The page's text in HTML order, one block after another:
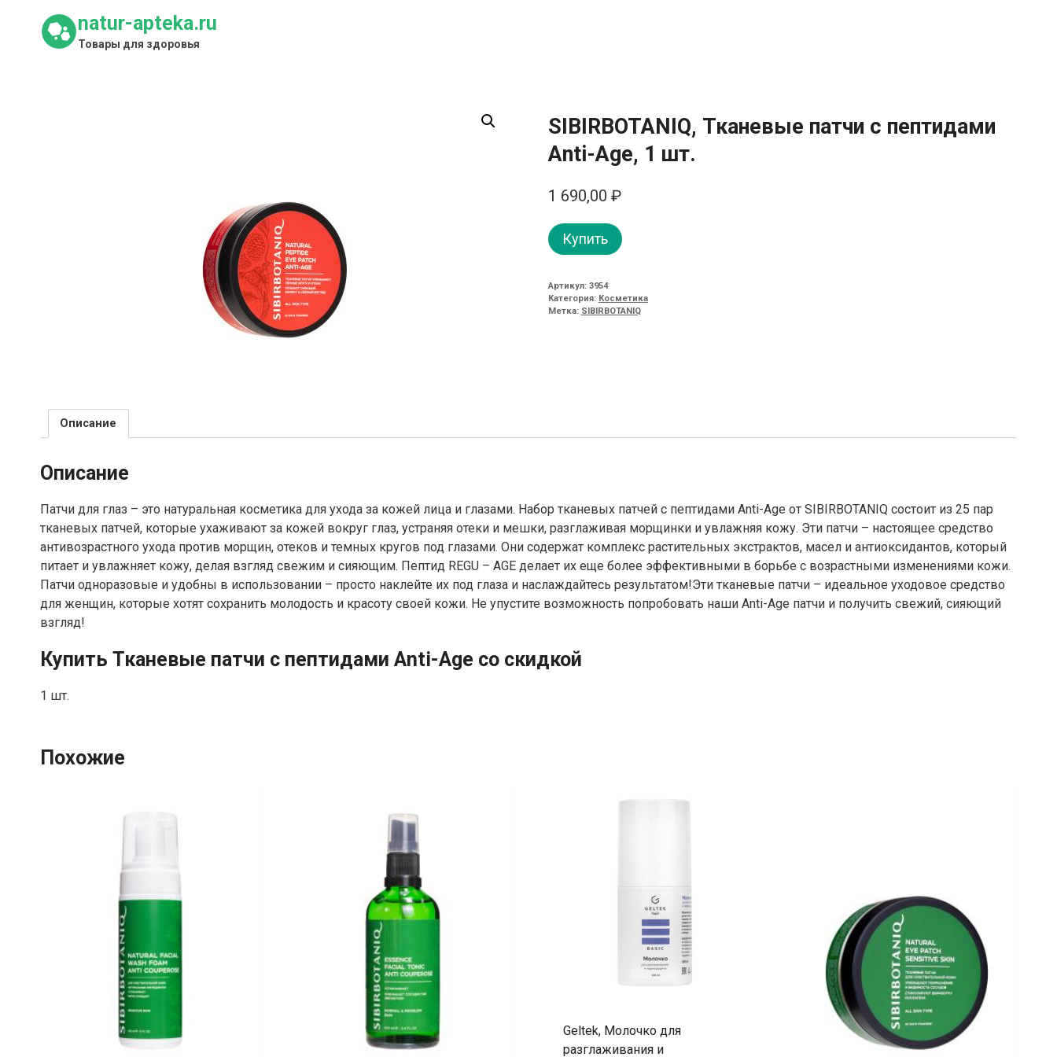
содержимому
natur-apteka.ru
Товары для здоровья
SIBIRBOTANIQ, Тканевые патчи с пептидами
Anti-Age, 1 шт.
1 690,00 ₽
Купить
Артикул: 3954
Категория: Косметика
Метка: SIBIRBOTANIQ
Описание
Описание
Патчи для глаз – это натуральная косметика для ухода за кожей лица и глазами. Набор тканевых патчей с пептидами Anti-Age от SIBIRBOTANIQ состоит из 25 пар
тканевых патчей, которые ухаживают за кожей вокруг глаз, устраняя отеки и мешки, разглаживая морщинки и увлажняя кожу. Эти патчи – настоящее средство
антивозрастного ухода против морщин, отеков и темных кругов под глазами. Они содержат комплекс растительных экстрактов, масел и антиоксидантов, который
питает и увлажняет кожу, делая взгляд свежим и сияющим. Пептид REGU – AGE делает их еще более эффективными в борьбе с возрастными изменениями кожи.
Патчи одноразовые и удобны в использовании – просто наклейте их под глаза и наслаждайтесь результатом!Эти тканевые патчи – идеальное уходовое средство
для женщин, которые хотят сохранить молодость и красоту своей кожи. Не упустите возможность попробовать наши Anti-Age патчи и получить свежий, сияющий
взгляд!
Купить Тканевые патчи с пептидами Anti-Age со скидкой
1 шт.
Похожие
Geltek, Молочко для
разглаживания и